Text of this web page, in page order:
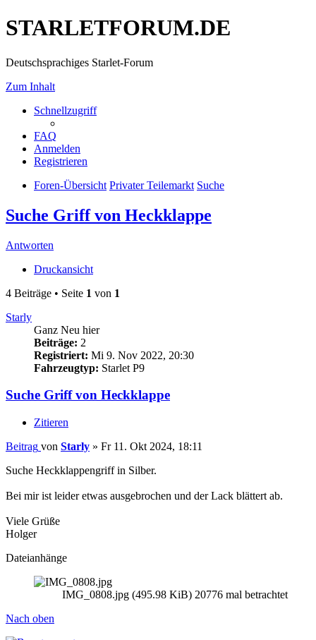
STARLETFORUM.DE
Deutschsprachiges Starlet-Forum
Zum Inhalt
Schnellzugriff
FAQ
Anmelden
Registrieren
Foren-Übersicht Privater Teilemarkt Suche
Suche Griff von Heckklappe
Antworten
Druckansicht
4 Beiträge • Seite 1 von 1
Starly
Ganz Neu hier
Beiträge: 2
Registriert: Mi 9. Nov 2022, 20:30
Fahrzeugtyp: Starlet P9
Suche Griff von Heckklappe
Zitieren
Beitrag von Starly » Fr 11. Okt 2024, 18:11
Suche Heckklappengriff in Silber.
Bei mir ist leider etwas ausgebrochen und der Lack blättert ab.
Viele Grüße
Holger
Dateianhänge
IMG_0808.jpg (495.98 KiB) 20776 mal betrachtet
Nach oben